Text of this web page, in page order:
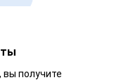
вы получите